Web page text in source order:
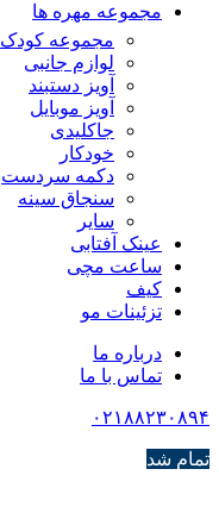
مجموعه مهره ها
مجموعه کودک
لوازم جانبی
آویز دستبند
آویز موبایل
جاکلیدی
خودکار
دکمه سردست
سنجاق سینه
سایر
عینک آفتابی
ساعت مچی
کیف
تزئینات مو
درباره ما
تماس با ما
۰۲۱۸۸۲۳۰۸۹۴
تمام شد